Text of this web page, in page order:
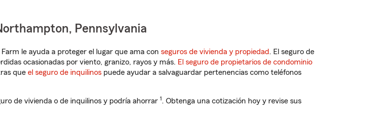
Pennsylvania
le ayuda a proteger el lugar que ama con seguros de vivienda y propiedad. El seguro de
ocasionadas por viento, granizo, rayos y más. El seguro de propietarios de condominio
que el seguro de inquilinos puede ayudar a salvaguardar pertenencias como teléfonos
de vivienda o de inquilinos y podría ahorrar 1. Obtenga una cotización hoy y revise sus